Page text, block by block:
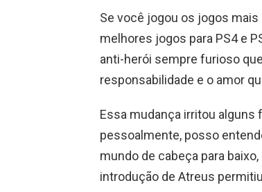
Se você jogou os jogos
melhores jogos para PS4 e
anti-herói sempre furioso
responsabilidade e o amor
Essa mudança irritou alguns
pessoalmente, posso
mundo de cabeça para
introdução de Atreus